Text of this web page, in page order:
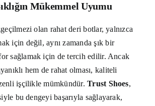
Mükemmel Uyumu
olan rahat deri botlar, yalnızca
için değil, aynı zamanda şık bir
sağlamak için de tercih edilir. Ancak
hem de rahat olması, kaliteli
işçilikle mümkündür.Trust Shoes,
bu dengeyi başarıyla sağlayarak,